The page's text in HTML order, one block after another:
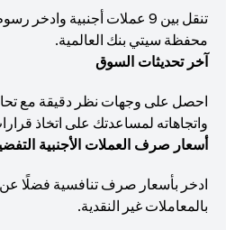
تنقل بين 9 عملات أجنبية
محفظة سيتي بنك العالمية.
آخر تحديثات السوق
احصل على وجهات نظر دقيقة مع
واتجاهاته لمساعدتك على اتخاذ
أسعار صرف العملات الأجنبية
ادخر بأسعار صرف تنافسية فضلًا عن
بالمعاملات غير النقدية.